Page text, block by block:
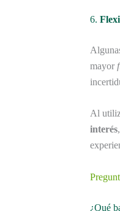
6.
mayor
Al
interés
¿Qué